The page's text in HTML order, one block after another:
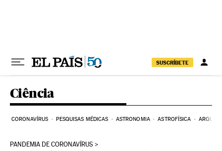
SUSCRÍBETE
Ciência
CORONAVÍRUS PESQUISAS MÉDICAS ASTRONOMIA ASTROFÍSICA
PANDEMIA DE CORONAVÍRUS